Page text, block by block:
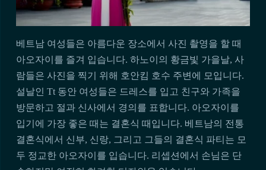
베트남 여성들은 아름다운 장소에서 사진 촬영을 할 때
아오자이를 즐겨 입습니다. 하노이의 황금빛 가을날, 사
람들은 사진을 찍기 위해 호안킴 호수 주변에 모입니다.
설날인 Tt 동안 여성들은 드레스를 입고 친구와 가족을
방문하고 절과 신사에서 경의를 표합니다. 아오자이를
입기에 가장 좋은 때는 결혼식 때입니다. 베트남의 전통
결혼식에서 신부, 신랑, 그리고 그들의 결혼식 파티는 모
두 정교한 아오자이를 입습니다. 리셉션에서 손님은 단